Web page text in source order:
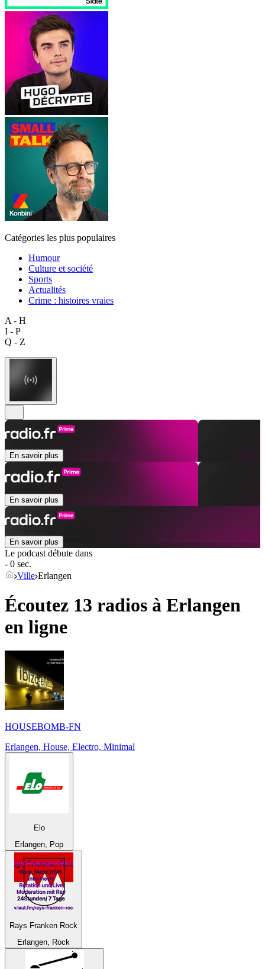
Catégories les plus populaires
Humour
Culture et société
Sports
Actualités
Crime : histoires vraies
A - H
I - P
Q - Z
En savoir plus
En savoir plus
En savoir plus
Le podcast débute dans
- 0 sec.
Ville Erlangen
Écoutez 13 radios à Erlangen
en ligne
HOUSEBOMB-FN
Erlangen, House, Electro, Minimal
Elo
Erlangen, Pop
Rays Franken Rock
Erlangen, Rock